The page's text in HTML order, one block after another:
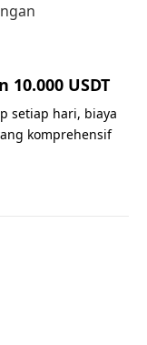
10.000 USDT
setiap hari, biaya
komprehensif